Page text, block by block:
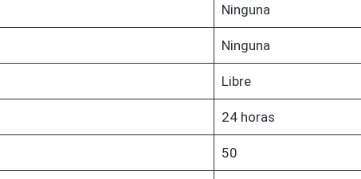
Ninguna
Ninguna
Libre
24 horas
50